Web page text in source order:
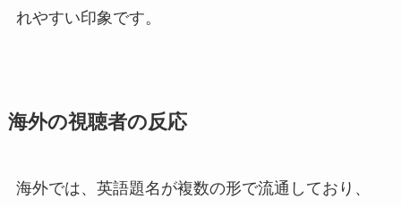
れやすい印象です。
海外の視聴者の反応
海外では、英語題名が複数の形で流通しており、